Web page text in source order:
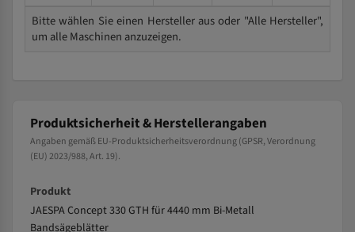
Bitte wählen Sie einen Hersteller aus oder "Alle Hersteller",
um alle Maschinen anzuzeigen.
Produktsicherheit & Herstellerangaben
Angaben gemäß EU-Produktsicherheitsverordnung (GPSR, Verordnung
(EU) 2023/988, Art. 19).
Produkt
JAESPA Concept 330 GTH für 4440 mm Bi-Metall
Bandsägeblätter